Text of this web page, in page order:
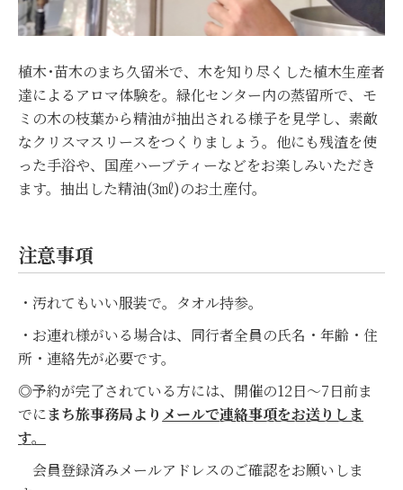
植木･苗木のまち久留米で、木を知り尽くした植木生産者
達によるアロマ体験を。緑化センター内の蒸留所で、モ
ミの木の枝葉から精油が抽出される様子を見学し、素敵
なクリスマスリースをつくりましょう。他にも残渣を使
った手浴や、国産ハーブティーなどをお楽しみいただき
ます。抽出した精油(3㎖)のお土産付。
注意事項
・汚れてもいい服装で。タオル持参。
・お連れ様がいる場合は、同行者全員の氏名・年齢・住
所・連絡先が必要です。
◎予約が完了されている方には、開催の12日～7日前ま
でにまち旅事務局より メールで連絡事項をお送りしま
す。
会員登録済みメールアドレスのご確認をお願いしま